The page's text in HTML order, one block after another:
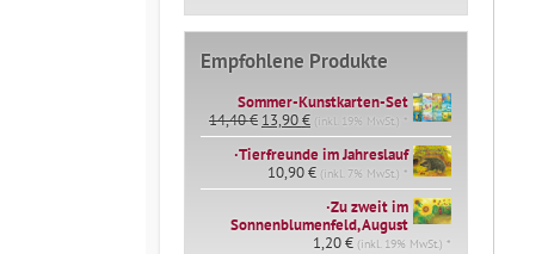
Empfohlene Produkte
Sommer-Kunstkarten-Set
14,40€ Ursprünglicher
Preis
war:
14,40 €
13,90€Aktueller
Preis
ist:
13,90 €.
(inkl. 19% MwSt.) *
∙Tierfreunde im Jahreslauf
10,90€ (inkl. 7% MwSt.) *
∙Zu zweit im
Sonnenblumenfeld, August
1,20€ (inkl. 19% MwSt.) *